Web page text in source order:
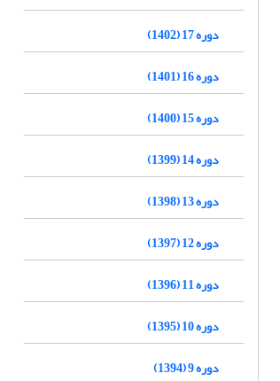
دوره 17 (1402)
دوره 16 (1401)
دوره 15 (1400)
دوره 14 (1399)
دوره 13 (1398)
دوره 12 (1397)
دوره 11 (1396)
دوره 10 (1395)
دوره 9 (1394)